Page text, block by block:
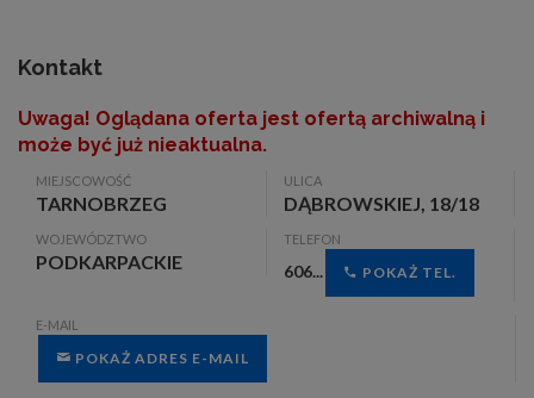
Kontakt
Uwaga! Oglądana oferta jest ofertą archiwalną i
może być już nieaktualna.
MIEJSCOWOŚĆ
TARNOBRZEG
ULICA
DĄBROWSKIEJ, 18/18
WOJEWÓDZTWO
PODKARPACKIE
TELEFON
606... POKAŻ TEL.
E-MAIL
POKAŻ ADRES E-MAIL